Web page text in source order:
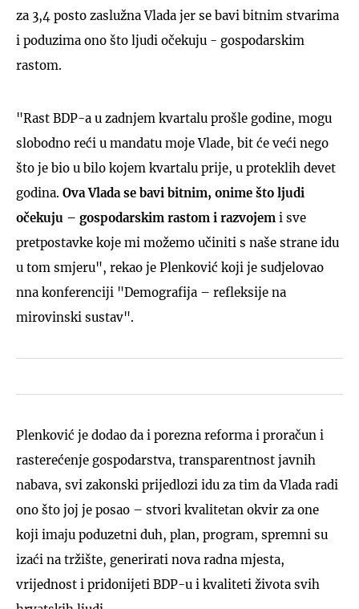
za 3,4 posto zaslužna Vlada jer se bavi bitnim stvarima
i poduzima ono što ljudi očekuju - gospodarskim
rastom.
"Rast BDP-a u zadnjem kvartalu prošle godine, mogu
slobodno reći u mandatu moje Vlade, bit će veći nego
što je bio u bilo kojem kvartalu prije, u proteklih devet
godina. Ova Vlada se bavi bitnim, onime što ljudi
očekuju – gospodarskim rastom i razvojem i sve
pretpostavke koje mi možemo učiniti s naše strane idu
u tom smjeru", rekao je Plenković koji je sudjelovao
nna konferenciji "Demografija – refleksije na
mirovinski sustav".
Plenković je dodao da i porezna reforma i proračun i
rasterećenje gospodarstva, transparentnost javnih
nabava, svi zakonski prijedlozi idu za tim da Vlada radi
ono što joj je posao – stvori kvalitetan okvir za one
koji imaju poduzetni duh, plan, program, spremni su
izaći na tržište, generirati nova radna mjesta,
vrijednost i pridonijeti BDP-u i kvaliteti života svih